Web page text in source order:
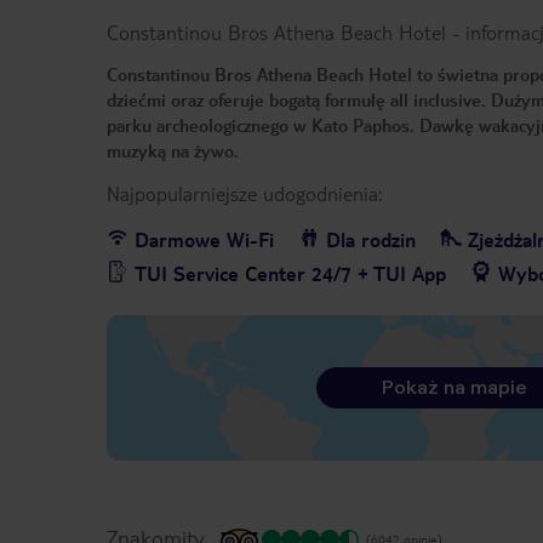
Constantinou Bros Athena Beach Hotel -
Constantinou Bros Athena Beach Hotel to świetna
dziećmi oraz oferuje bogatą formułę all inclusive.
parku archeologicznego w Kato Paphos. Dawkę
muzyką na żywo.
Najpopularniejsze udogodnienia:
Darmowe Wi-Fi
Dla rodzin
TUI Service Center 24/7 + TUI App
Pokaż na mapie
(6042 opinie)